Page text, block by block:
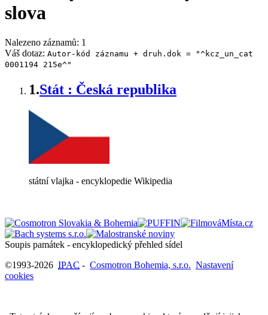
slova
Nalezeno záznamů: 1
Váš dotaz: Autor-kód záznamu + druh.dok = "^kcz_un_cat
0001194 215e^"
1.Stát : Česká republika
státní vlajka - encyklopedie Wikipedia
Soupis památek - encyklopedický přehled sídel
©1993-2026 IPAC - Cosmotron Bohemia, s.r.o. Nastavení
cookies